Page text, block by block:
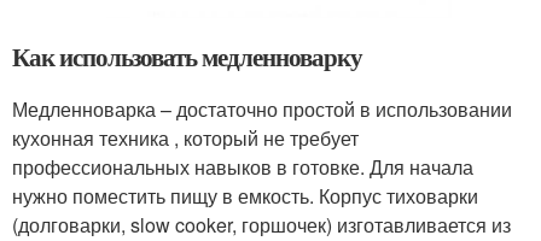
Как использовать медленноварку
Медленноварка – достаточно простой в использовании
кухонная техника , который не требует
профессиональных навыков в готовке. Для начала
нужно поместить пищу в емкость. Корпус тиховарки
(долговарки, slow cooker, горшочек) изготавливается из